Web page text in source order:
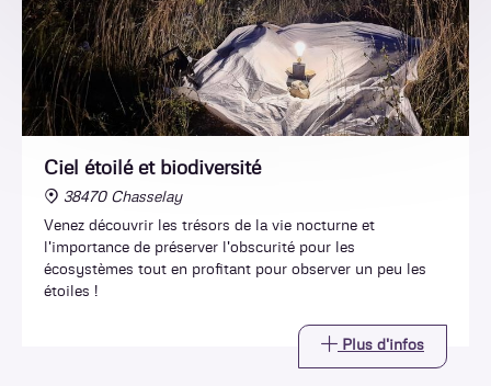
Ciel étoilé et biodiversité
38470 Chasselay
Venez découvrir les trésors de la vie nocturne et
l'importance de préserver l'obscurité pour les
écosystèmes tout en profitant pour observer un peu les
étoiles !
Plus d'infos